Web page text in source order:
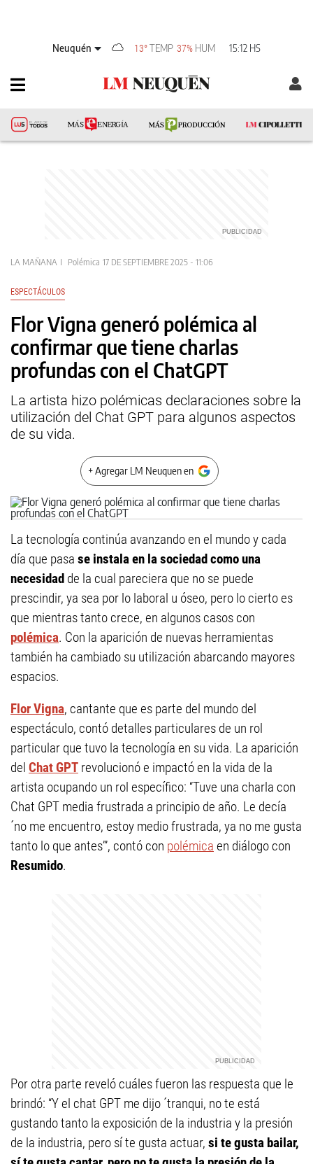
Neuquén 13° TEMP 37% HUM 15:12 HS
LA MAÑANA Polémica 17 DE SEPTIEMBRE 2025 - 11:06
ESPECTÁCULOS
Flor Vigna generó polémica al
confirmar que tiene charlas
profundas con el ChatGPT
La artista hizo polémicas declaraciones sobre la
utilización del Chat GPT para algunos aspectos
de su vida.
+ Agregar LM Neuquen en
La tecnología continúa avanzando en el mundo y cada
día que pasa se instala en la sociedad como una
necesidad de la cual pareciera que no se puede
prescindir, ya sea por lo laboral u óseo, pero lo cierto es
que mientras tanto crece, en algunos casos con
polémica. Con la aparición de nuevas herramientas
también ha cambiado su utilización abarcando mayores
espacios.
Flor Vigna, cantante que es parte del mundo del
espectáculo, contó detalles particulares de un rol
particular que tuvo la tecnología en su vida. La aparición
del Chat GPT revolucionó e impactó en la vida de la
artista ocupando un rol específico: “Tuve una charla con
Chat GPT media frustrada a principio de año. Le decía
´no me encuentro, estoy medio frustrada, ya no me gusta
tanto lo que antes’”, contó con polémica en diálogo con
Resumido.
Por otra parte reveló cuáles fueron las respuesta que le
brindó: “Y el chat GPT me dijo ´tranqui, no te está
gustando tanto la exposición de la industria y la presión
de la industria, pero sí te gusta actuar, si te gusta bailar,